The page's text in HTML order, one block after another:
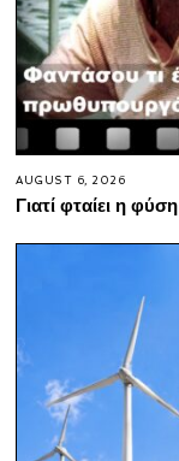
AUGUST 6, 2026
Γιατί φταίει η φύση